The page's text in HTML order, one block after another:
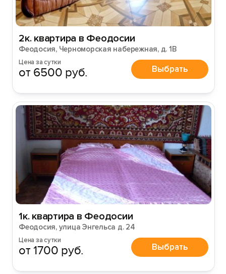
2к. квартира в Феодосии
Феодосия, Черноморская набережная, д. 1В
Цена за сутки
от 6500 руб. Выбрать
1к. квартира в Феодосии
Феодосия, улица Энгельса д. 24
Цена за сутки
от 1700 руб. Выбрать